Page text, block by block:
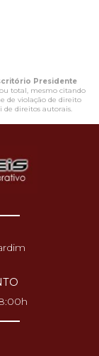
Presidente
total, mesmo citando
de violação de direito
de direitos autorais.